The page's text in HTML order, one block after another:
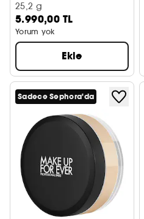
25,2 g
5.990,00 TL
Yorum yok
Ekle
Sadece Sephora'da